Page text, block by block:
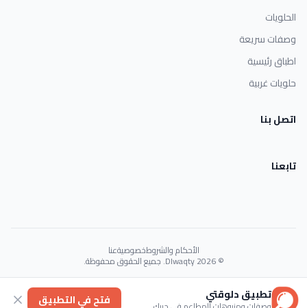
الحلويات
وصفات سريعة
اطباق رئيسية
حلويات غربية
اتصل بنا
تابعنا
الأحكام والشروطخصوصيةعنا
© 2026 Dlwaqty. جميع الحقوق محفوظة.
Powered byGAIT
تطبيق دلوقتي فتح في التطبيق